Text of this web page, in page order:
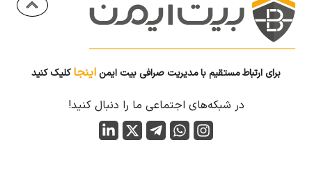
برای ارتباط مستقیم با مدیریت صرافی بیت ایمن اینجاکلیک کنید
در شبکه‌های اجتماعی ما را دنبال کنید!